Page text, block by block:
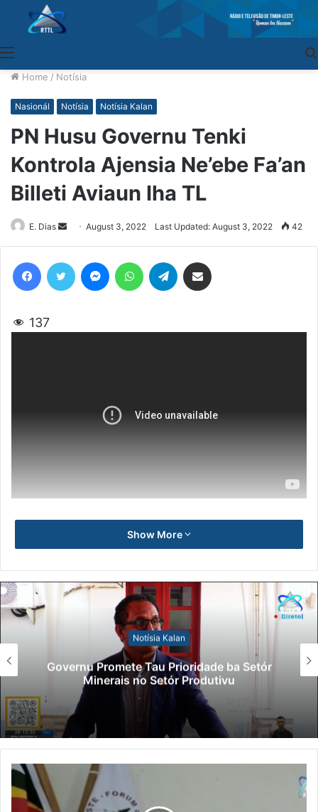
Home / Notísia
Nasionál Notísia Notísia Kalan
PN Husu Governu Tenki
Kontrola Ajensia Ne’ebe Fa’an
Billeti Aviaun Iha TL
E. Dias
Send
an
August 3, 2022 Last Updated: August 3, 2022 42
137
Show More
Notísia Kalan
Governu Promete Tau Prioridade ba Setór
Minerais no Setór Produtivu